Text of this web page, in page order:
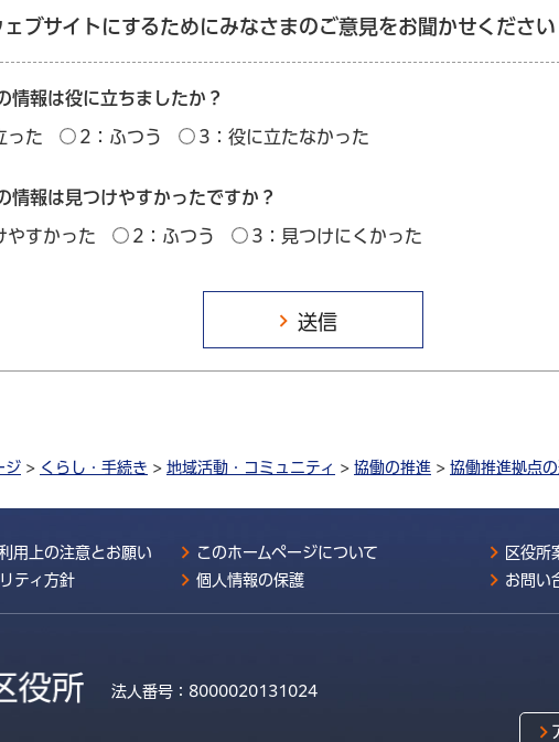
ブサイトにするためにみなさまのご意見をお聞かせください
情報は役に立ちましたか？
った 2：ふつう 3：役に立たなかった
情報は見つけやすかったですか？
やすかった 2：ふつう 3：見つけにくかった
ジ > くらし・手続き > 地域活動・コミュニティ > 協働の推進 > 協働推進拠点
用上の注意とお願い このホームページについて 区役所
ティ方針
個人情報の保護 お問い
法人番号： 8000020131024